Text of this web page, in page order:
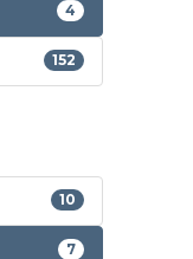
4
152
10
7